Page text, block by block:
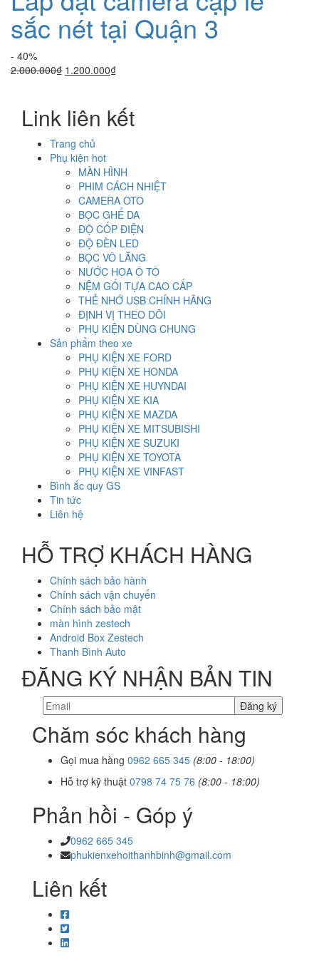
sắc nét tại Quận 3
- 40%
2.000.000₫ Giá
2.000.000₫.
1.200.000₫Giá
là:
1.200.000₫.
Link liên kết
Trang chủ
Phụ kiện hot
MÀN HÌNH
PHIM CÁCH NHIỆT
CAMERA OTO
BỌC GHẾ DA
ĐỘ CỐP ĐIỆN
ĐỘ ĐÈN LED
BỌC VÔ LĂNG
NƯỚC HOA Ô TÔ
NỆM GỐI TỰA CAO CẤP
THẺ NHỚ USB CHÍNH HÃNG
ĐỊNH VỊ THEO DÕI
PHỤ KIỆN DÙNG CHUNG
Sản phẩm theo xe
PHỤ KIỆN XE FORD
PHỤ KIỆN XE HONDA
PHỤ KIỆN XE HUYNDAI
PHỤ KIỆN XE KIA
PHỤ KIỆN XE MAZDA
PHỤ KIỆN XE MITSUBISHI
PHỤ KIỆN XE SUZUKI
PHỤ KIỆN XE TOYOTA
PHỤ KIỆN XE VINFAST
Bình ắc quy GS
Tin tức
Liên hệ
HỖ TRỢ KHÁCH HÀNG
Chính sách bảo hành
Chính sách vận chuyển
Chính sách bảo mật
màn hình zestech
Android Box Zestech
Thanh Bình Auto
ĐĂNG KÝ NHẬN BẢN TIN
Chăm sóc khách hàng
Gọi mua hàng 0962 665 345 (8:00 - 18:00)
Hỗ trợ kỹ thuật 0798 74 75 76 (8:00 - 18:00)
Phản hồi - Góp ý
0962 665 345
phukienxehoithanhbinh@gmail.com
Liên kết